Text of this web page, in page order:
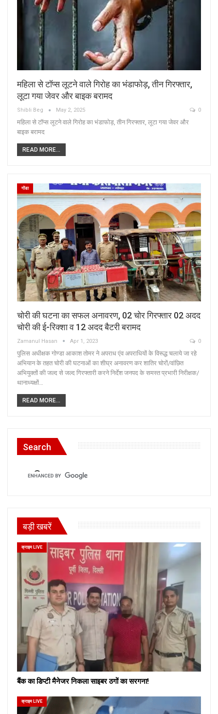
महिला से टॉप्स लूटने वाले गिरोह का भंडाफोड़, तीन गिरफ्तार,
लूटा गया जेवर और बाइक बरामद
Shibli Beg May 2, 2025 0
महिला से टॉप्स लूटने वाले गिरोह का भंडाफोड़, तीन गिरफ्तार, लूटा गया जेवर और
बाइक बरामद
READ MORE...
गोंडा
चोरी की घटना का सफल अनावरण, 02 चोर गिरफ्तार 02 अदद
चोरी की ई-रिक्शा व 12 अदद बैटरी बरामद
Zamanul Hasan Apr 1, 2023 0
पुलिस अधीक्षक गोण्डा आकाश तोमर ने अपराध एंव अपराधियों के विरूद्ध चलाये जा रहे
अभियान के तहत चोरी की घटनाओं का शीघ्र अनावरण कर शातिर चोरों/वांछित
अभियुक्तों की जल्द से जल्द गिरफ्तारी करने निर्देश जनपद के समस्त प्रभारी निरीक्षक/
थानाध्यक्षों…
READ MORE...
Search
बड़ी खबरें
क्राइम LIVE
बैंक का डिप्टी मैनेजर निकला साइबर ठगों का सरगना!
क्राइम LIVE